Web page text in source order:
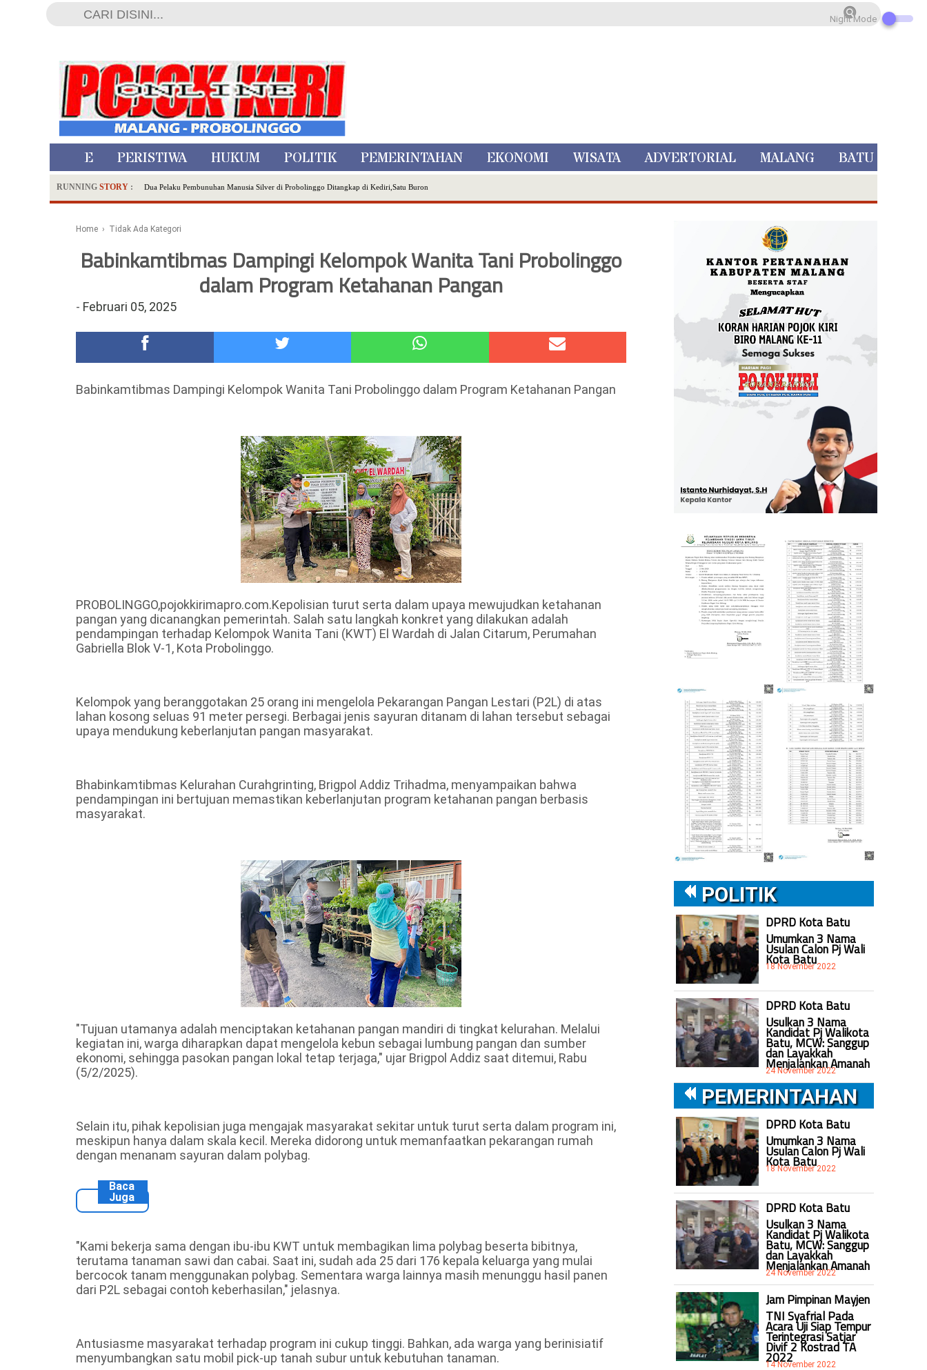
HOME PERISTIWA HUKUM POLITIK PEMERINTAHAN EKONOMI WISATA ADVERTORIAL MALANG BATU
RUNNING STORY : Dua Pelaku Pembunuhan Manusia Silver di Probolinggo Ditangkap di Kediri,Satu Buron
SDN Sumberejo 02 Kota Batu Kembangkan Program Inovasi Literasi Melalui LASKAR JODA, Usung Filosofi Gelar Sehelai Tikar
Polsek Wonoasih Perkuat Ketahanan Pangan Lewat Dialog Bersama Petani
RILIS RAPAT PLENO TERBUKA PEMUTAKHIRAN DATA PEMILIH BERKELANJUTAN (PDPB) TRIWULAN II
Tugu Tirta Usung 'Smart Water City' di Indonesia City Expo APEKSI XVIII Medan
Meriah,Peringati Hari Bhayangkara ke-80,Polres Batu Gelar Kapolres Cup 9 Ball Tournament,Gandeng Carabao Bistro & Pool Batu HQ Total Hadiah Rp 5 Juta
Healing-Healing Ke-Malang Batu Jangan Lupa Mampir Ke-Waroeng Tani Dau Malang,Dijamin Ketagihan,Ini Sebabnya
Home › Tidak Ada Kategori
Babinkamtibmas Dampingi Kelompok Wanita Tani Probolinggo
dalam Program Ketahanan Pangan
- Februari 05, 2025
Babinkamtibmas Dampingi Kelompok Wanita Tani Probolinggo dalam Program Ketahanan Pangan
PROBOLINGGO,pojokkirimapro.com.Kepolisian turut serta dalam upaya mewujudkan ketahanan
pangan yang dicanangkan pemerintah. Salah satu langkah konkret yang dilakukan adalah
pendampingan terhadap Kelompok Wanita Tani (KWT) El Wardah di Jalan Citarum, Perumahan
Gabriella Blok V-1, Kota Probolinggo.
Kelompok yang beranggotakan 25 orang ini mengelola Pekarangan Pangan Lestari (P2L) di atas
lahan kosong seluas 91 meter persegi. Berbagai jenis sayuran ditanam di lahan tersebut sebagai
upaya mendukung keberlanjutan pangan masyarakat.
Bhabinkamtibmas Kelurahan Curahgrinting, Brigpol Addiz Trihadma, menyampaikan bahwa
pendampingan ini bertujuan memastikan keberlanjutan program ketahanan pangan berbasis
masyarakat.
"Tujuan utamanya adalah menciptakan ketahanan pangan mandiri di tingkat kelurahan. Melalui
kegiatan ini, warga diharapkan dapat mengelola kebun sebagai lumbung pangan dan sumber
ekonomi, sehingga pasokan pangan lokal tetap terjaga," ujar Brigpol Addiz saat ditemui, Rabu
(5/2/2025).
Selain itu, pihak kepolisian juga mengajak masyarakat sekitar untuk turut serta dalam program ini,
meskipun hanya dalam skala kecil. Mereka didorong untuk memanfaatkan pekarangan rumah
dengan menanam sayuran dalam polybag.
Baca
Juga
"Kami bekerja sama dengan ibu-ibu KWT untuk membagikan lima polybag beserta bibitnya,
terutama tanaman sawi dan cabai. Saat ini, sudah ada 25 dari 176 kepala keluarga yang mulai
bercocok tanam menggunakan polybag. Sementara warga lainnya masih menunggu hasil panen
dari P2L sebagai contoh keberhasilan," jelasnya.
Antusiasme masyarakat terhadap program ini cukup tinggi. Bahkan, ada warga yang berinisiatif
menyumbangkan satu mobil pick-up tanah subur untuk kebutuhan tanaman.
POLITIK
DPRD Kota Batu
Umumkan 3 Nama
Usulan Calon Pj Wali
Kota Batu
18 November 2022
DPRD Kota Batu
Usulkan 3 Nama
Kandidat Pj Walikota
Batu, MCW: Sanggup
dan Layakkah
Menjalankan Amanah
24 November 2022
PEMERINTAHAN
DPRD Kota Batu
Umumkan 3 Nama
Usulan Calon Pj Wali
Kota Batu
18 November 2022
DPRD Kota Batu
Usulkan 3 Nama
Kandidat Pj Walikota
Batu, MCW: Sanggup
dan Layakkah
Menjalankan Amanah
24 November 2022
Jam Pimpinan Mayjen
TNI Syafrial Pada
Acara Uji Siap Tempur
Terintegrasi Satjar
Divif 2 Kostrad TA
2022
14 November 2022
Night Mode